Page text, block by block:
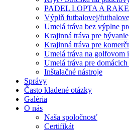
PADEL LOPTA A
Výplň futbalovej/
Umelá tráva bez výplne
Krajinná tráva pre bývanie
Krajinná tráva pre
Umelá tráva na golfovom
Umelá tráva pre
Inštalačné nástroje
Správy
Často kladené otázky
Galéria
O nás
Naša spoločnosť
Certifikát